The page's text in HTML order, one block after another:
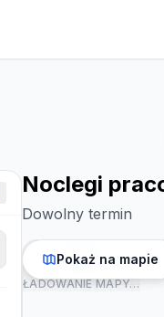
Noclegi
Dowolny termin
ŁADOWANIE MAPY…
Pokaż na mapie